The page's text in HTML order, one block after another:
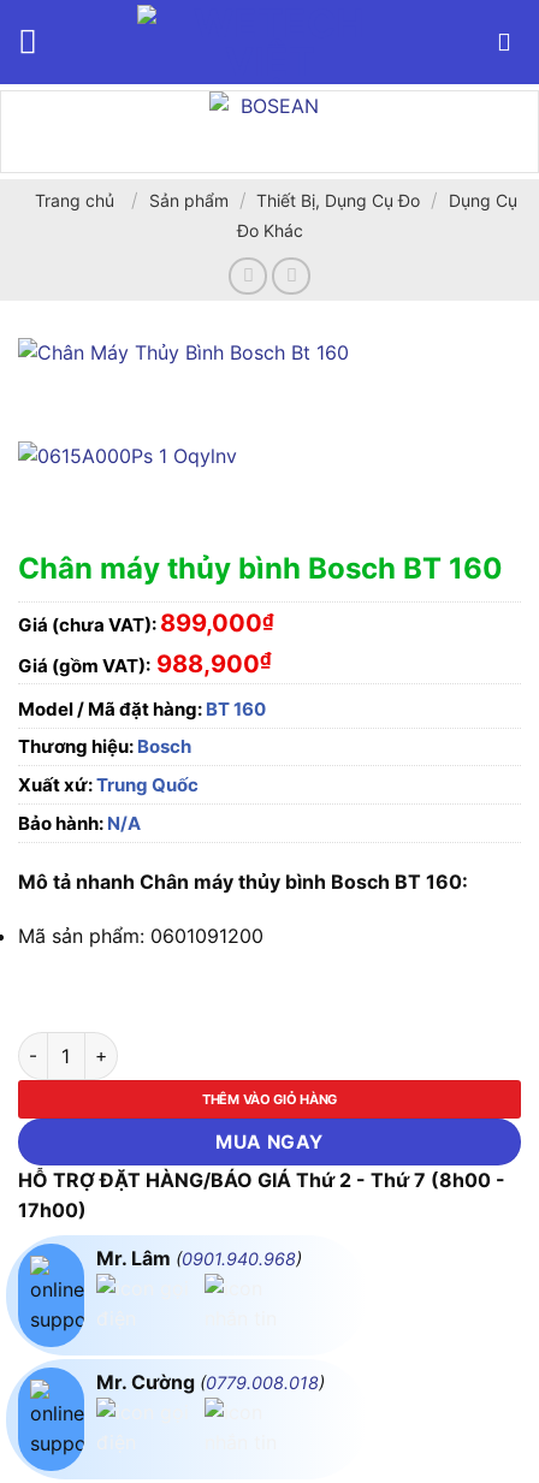
Trang chủ / Sản phẩm / Thiết Bị, Dụng Cụ Đo /
Dụng Cụ
Đo Khác
Chân máy thủy bình Bosch BT 160
Giá (chưa VAT): 899,000₫
Giá (gồm VAT): 988,900₫
Model / Mã đặt hàng: BT 160
Thương hiệu: Bosch
Xuất xứ:Trung Quốc
Bảo hành: N/A
Mô tả nhanh Chân máy thủy bình Bosch BT 160:
Mã sản phẩm: 0601091200
Chân máy thủy bình Bosch BT 160 số lượng
THÊM VÀO GIỎ HÀNG
MUA NGAY
HỖ TRỢ ĐẶT HÀNG/BÁO GIÁ Thứ 2 - Thứ 7 (8h00 -
17h00)
Mr. Lâm (0901.940.968)
Mr. Cường (0779.008.018)